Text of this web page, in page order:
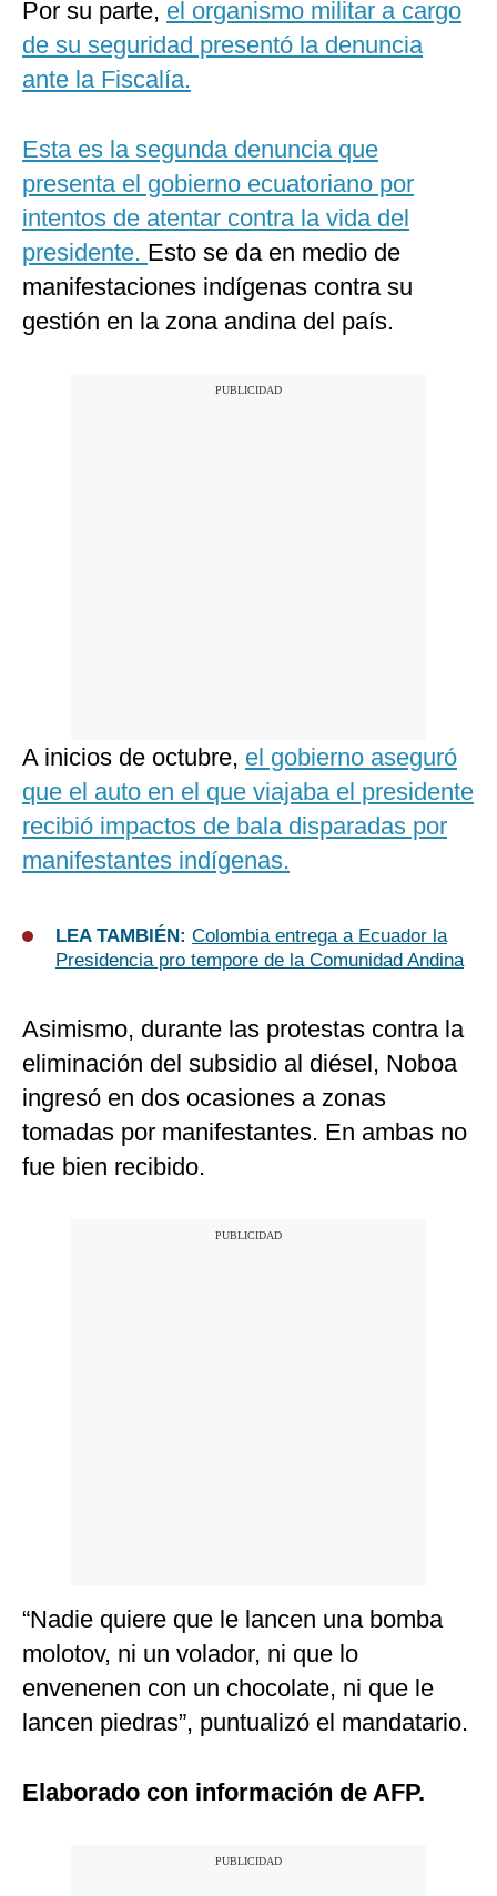
Por su parte, el organismo militar a cargo
de su seguridad presentó la denuncia
ante la Fiscalía.
Esta es la segunda denuncia que
presenta el gobierno ecuatoriano por
intentos de atentar contra la vida del
presidente. Esto se da en medio de
manifestaciones indígenas contra su
gestión en la zona andina del país.
A inicios de octubre, el gobierno aseguró
que el auto en el que viajaba el presidente
recibió impactos de bala disparadas por
manifestantes indígenas.
LEA TAMBIÉN: Colombia entrega a Ecuador la
Presidencia pro tempore de la Comunidad Andina
Asimismo, durante las protestas contra la
eliminación del subsidio al diésel, Noboa
ingresó en dos ocasiones a zonas
tomadas por manifestantes. En ambas no
fue bien recibido.
“Nadie quiere que le lancen una bomba
molotov, ni un volador, ni que lo
envenenen con un chocolate, ni que le
lancen piedras”, puntualizó el mandatario.
Elaborado con información de AFP.